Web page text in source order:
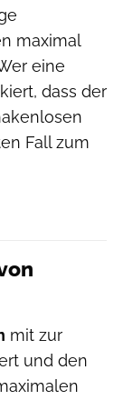
maximal
eine
dass der
Fall zum
mit zur
und den